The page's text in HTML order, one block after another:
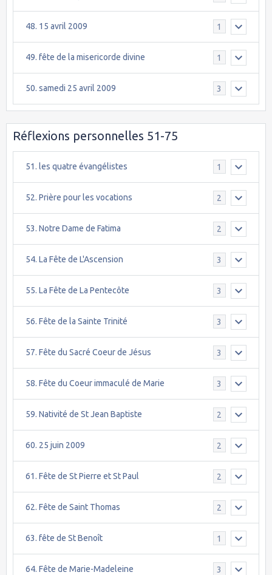
48. 15 avril 2009 1
49. fête de la misericorde divine 1
50. samedi 25 avril 2009 3
Réflexions personnelles 51-75
51. les quatre évangélistes 1
52. Prière pour les vocations 2
53. Notre Dame de Fatima 2
54. La Fête de L'Ascension 3
55. La Fête de La Pentecôte 3
56. Fête de la Sainte Trinité 3
57. Fête du Sacré Coeur de Jésus 3
58. Fête du Coeur immaculé de Marie 3
59. Nativité de St Jean Baptiste 2
60. 25 juin 2009 2
61. Fête de St Pierre et St Paul 2
62. Fête de Saint Thomas 2
63. fête de St Benoît 1
64. Fête de Marie-Madeleine 3